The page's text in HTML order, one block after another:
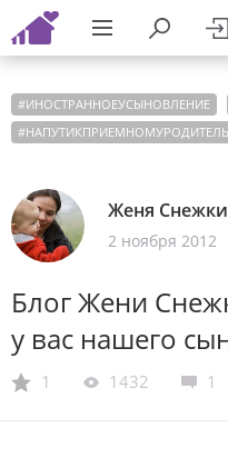
#ИНОСТРАННОЕУСЫНОВЛЕНИЕ
#
Женя
2 ноября 2012
Блог Жени
у вас нашего
1 1432 1